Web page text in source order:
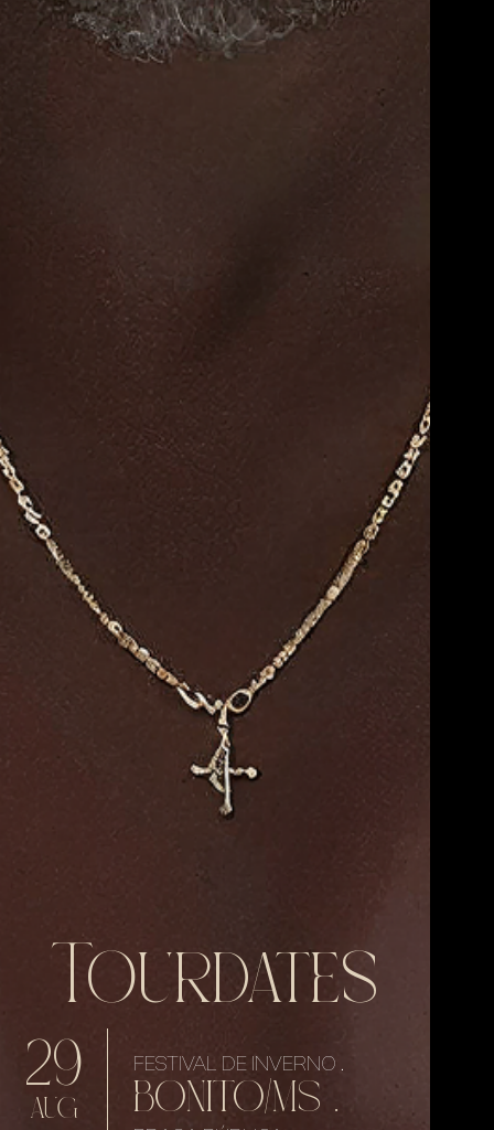
Tourdates
29
AUG
FESTIVAL DE INVERNO .
BONITO/MS .